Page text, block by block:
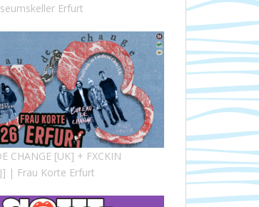
Erfurt
CHANGE [UK] + FXCKIN
| Frau Korte Erfurt